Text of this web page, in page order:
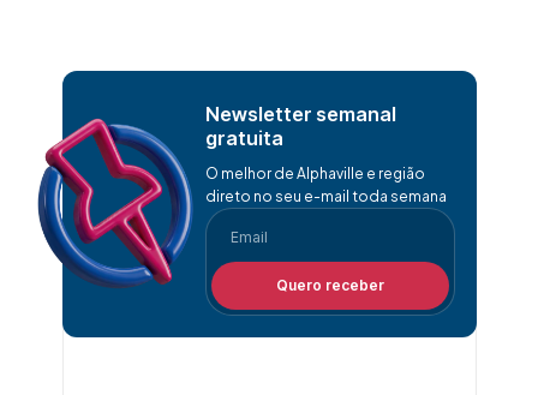
Newsletter semanal
gratuita
O melhor de Alphaville e região
direto no seu e-mail toda semana
Quero receber